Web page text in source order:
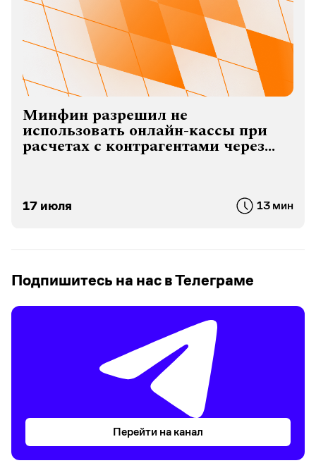
«Средняя продолжительность
жизни бренда косметики —
52 недели»
Подпишитесь на нас в Телеграме
Перейти на канал